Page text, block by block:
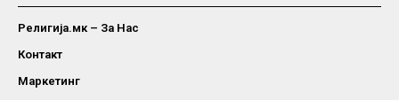
Религија.мк – За Нас
Контакт
Маркетинг